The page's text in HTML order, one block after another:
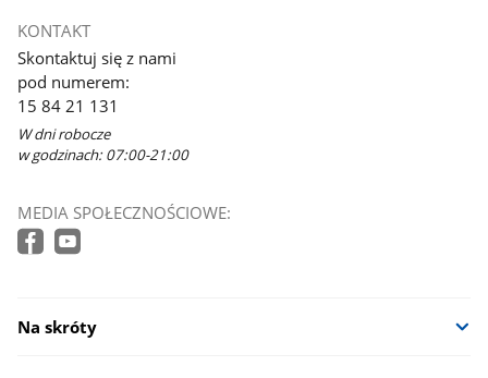
KONTAKT
Skontaktuj się z nami
pod numerem:
15 84 21 131
W dni robocze
w godzinach: 07:00-21:00
MEDIA SPOŁECZNOŚCIOWE:
Na skróty